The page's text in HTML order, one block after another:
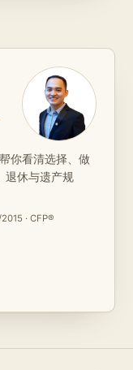
你看清选择、做
休与遗产规
· CFP®